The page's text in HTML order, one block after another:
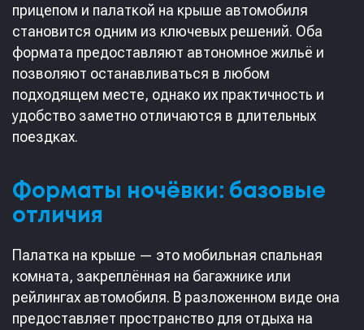
прицепом и палаткой на крыше автомобиля
становится одним из ключевых решений. Оба
формата предоставляют автономное жильё и
позволяют останавливаться в любом
подходящем месте, однако их практичность и
удобство заметно отличаются в длительных
поездках.
Форматы ночёвки: базовые
отличия
Палатка на крыше — это мобильная спальная
комната, закреплённая на багажнике или
рейлингах автомобиля. В разложенном виде она
предоставляет пространство для отдыха на